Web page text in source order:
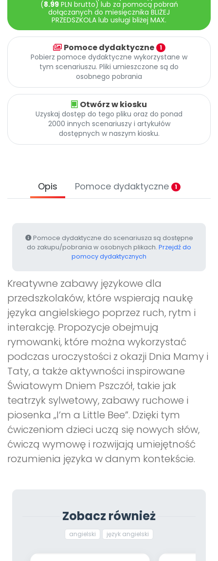
Archiwalne numery
Pomoc
Promocje
(8.99PLN brutto) lub za pomocą pobrań
dołączanych do miesięcznika BLIŻEJ
PRZEDSZKOLA lub usługi bliżej MAX.
Pomoce dydaktyczne 1
Pobierz pomoce dydaktyczne wykorzystane w
tym scenariuszu. Pliki umieszczone są do
osobnego pobrania
Otwórz w kiosku
Uzyskaj dostęp do tego pliku oraz do ponad
2000 innych scenariuszy i artykułów
dostępnych w naszym kiosku.
Opis Pomoce dydaktyczne 1
Pomoce dydaktyczne do scenariusza są dostępne
do zakupu/pobrania w osobnych plikach. Przejdź do
pomocy dydaktycznych
Kreatywne zabawy językowe dla
przedszkolaków, które wspierają naukę
języka angielskiego poprzez ruch, rytm i
interakcję. Propozycje obejmują
rymowanki, które można wykorzystać
podczas uroczystości z okazji Dnia Mamy i
Taty, a także aktywności inspirowane
Światowym Dniem Pszczół, takie jak
teatrzyk sylwetowy, zabawy ruchowe i
piosenka „I’m a Little Bee”. Dzięki tym
ćwiczeniom dzieci uczą się nowych słów,
ćwiczą wymowę i rozwijają umiejętność
rozumienia języka w danym kontekście.
Zobacz również
angielski język angielski